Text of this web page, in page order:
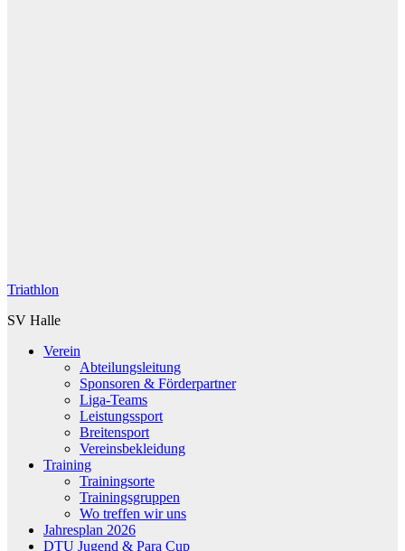
Triathlon
SV Halle
Verein
Abteilungsleitung
Sponsoren & Förderpartner
Liga-Teams
Leistungssport
Breitensport
Vereinsbekleidung
Training
Trainingsorte
Trainingsgruppen
Wo treffen wir uns
Jahresplan 2026
DTU Jugend & Para Cup